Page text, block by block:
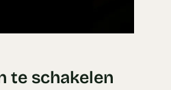
te schakelen